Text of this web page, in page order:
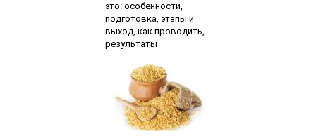
это: особенности,
подготовка, этапы и
выход, как проводить,
результаты